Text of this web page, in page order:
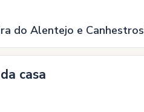
do Alentejo e Canhestros
casa